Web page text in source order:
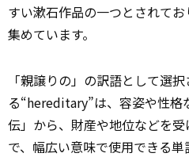
すい漱石作品の一つとされて
集めています。
「親譲りの」の訳語として選
る“hereditary”は、容姿や性格
伝」から、財産や地位などを
で、幅広い意味で使用できる単